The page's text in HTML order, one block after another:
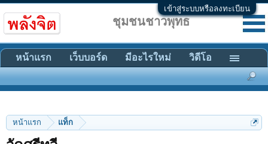
เข้าสู่ระบบหรือลงทะเบียน
หน้าแรก แท็ก
1 2 3 4 5 6 7 ถัดไป >
ชุมชนชาวพุทธ
หน้าแรก เว็บบอร์ด มีอะไรใหม่ วิดีโอ